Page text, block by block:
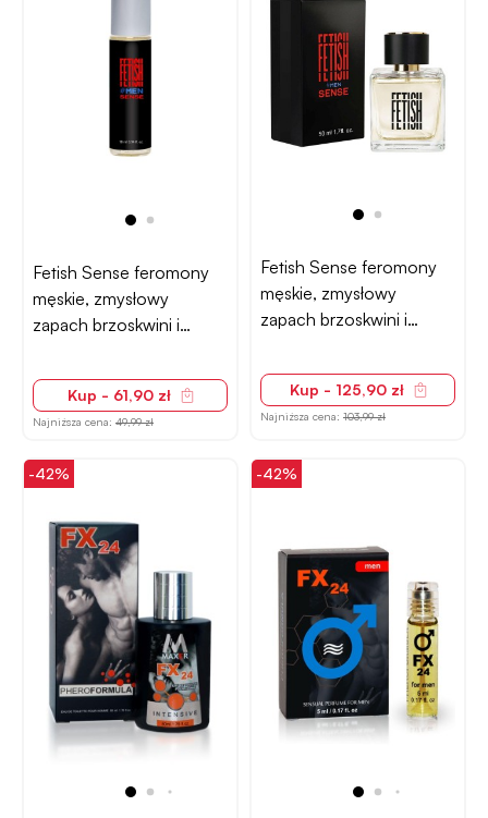
Fetish Sense feromony
męskie, zmysłowy
zapach brzoskwini i
on
Kup - 61,90 zł
Najniższa cena: 49,99 zł
Fetish Sense feromony
męskie, zmysłowy
zapach brzoskwini i
Kup - 125,90 zł
Najniższa cena: 103,99 zł
-42% -42%